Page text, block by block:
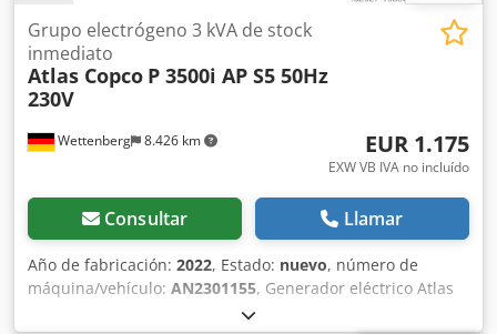
Wettenberg 8.426 km
Grupo electrógeno 3 kVA de stock
inmediato
Atlas Copco P 3500i AP S5 50Hz
230V
EUR 1.175
EXW VB IVA no incluído
Consultar Llamar
Año de fabricación: 2022, Estado: nuevo, número de
máquina/vehículo: AN2301155, Generador eléctrico Atlas
Copco P3500i El generador eléctrico móvil Atlas Copco